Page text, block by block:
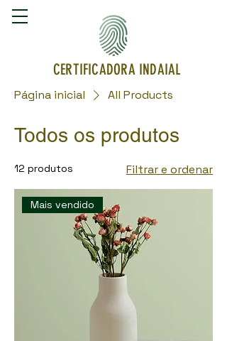
CERTIFICADORA INDAIAL
Página inicial All Products
Todos os produtos
12 produtos Filtrar e ordenar
Mais vendido